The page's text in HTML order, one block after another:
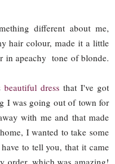
different about me,
hair colour, made it a little
in apeachy tone of blonde.
beautiful dress that I've got
I was going out of town for
with me and that made
I wanted to take some
to tell you, that it came